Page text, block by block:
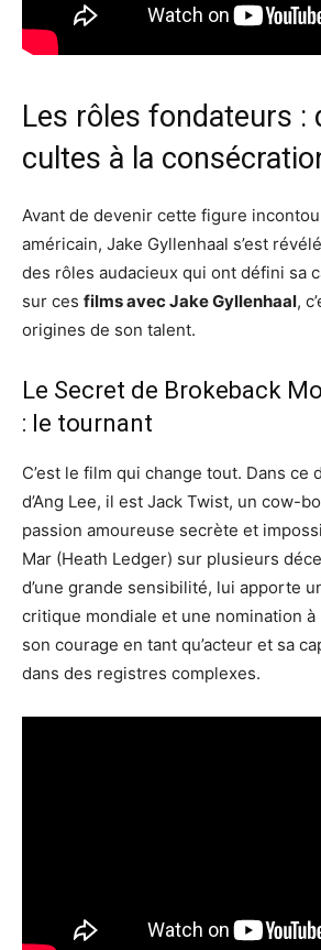
Les rôles fondateurs :
cultes à la
Avant de devenir cette figure
américain, Jake Gyllenhaal s’est
des rôles audacieux qui ont défini sa
sur ces films avec Jake Gyllenhaal,
origines de son talent.
Le Secret de Brokeback
: le tournant
C’est le film qui change tout. Dans ce
d’Ang Lee, il est Jack Twist, un cow-
passion amoureuse secrète et
Mar (Heath Ledger) sur plusieurs
d’une grande sensibilité, lui apporte
critique mondiale et une nomination à
son courage en tant qu’acteur et sa
dans des registres complexes.